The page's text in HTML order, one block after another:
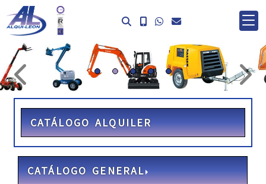
prev
CATÁLOGO ALQUILER
CATÁLOGO GENERAL